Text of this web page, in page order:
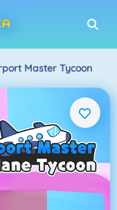
Master Tycoon